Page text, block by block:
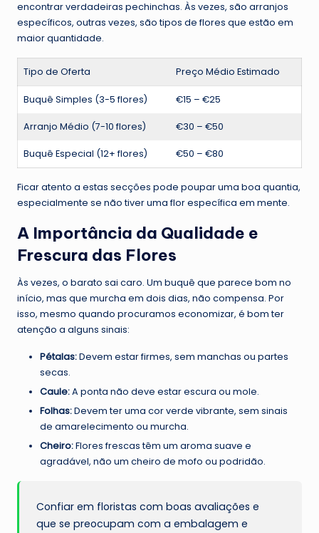
encontrar verdadeiras pechinchas. Às vezes, são arranjos
específicos, outras vezes, são tipos de flores que estão em
maior quantidade.
Tipo de Oferta Preço Médio Estimado
Buquê Simples (3-5 flores) €15 – €25
Arranjo Médio (7-10 flores) €30 – €50
Buquê Especial (12+ flores) €50 – €80
Ficar atento a estas secções pode poupar uma boa quantia,
especialmente se não tiver uma flor específica em mente.
A Importância da Qualidade e
Frescura das Flores
Às vezes, o barato sai caro. Um buquê que parece bom no
início, mas que murcha em dois dias, não compensa. Por
isso, mesmo quando procuramos economizar, é bom ter
atenção a alguns sinais:
Pétalas:Devem estar firmes, sem manchas ou partes
secas.
Caule:A ponta não deve estar escura ou mole.
Folhas:Devem ter uma cor verde vibrante, sem sinais
de amarelecimento ou murcha.
Cheiro:Flores frescas têm um aroma suave e
agradável, não um cheiro de mofo ou podridão.
Confiar em floristas com boas avaliações e
que se preocupam com a embalagem e